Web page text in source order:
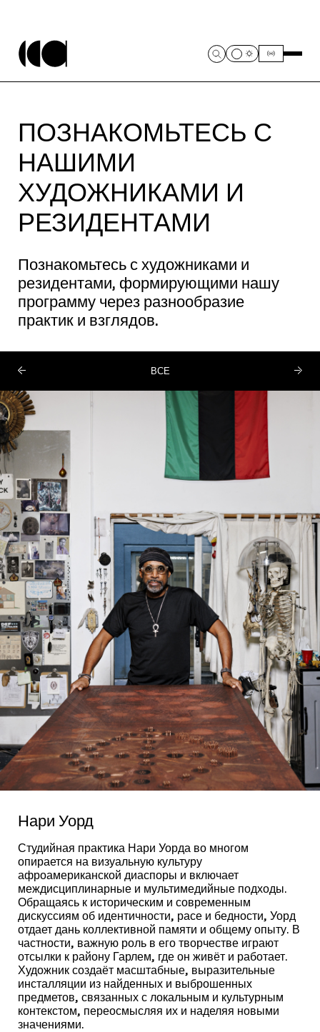
ПОЗНАКОМЬТЕСЬ С
НАШИМИ
ХУДОЖНИКАМИ И
РЕЗИДЕНТАМИ
Познакомьтесь с художниками и
резидентами, формирующими нашу
программу через разнообразие
практик и взглядов.
ВСЕ
Нари Уорд
Студийная практика Нари Уорда во многом
опирается на визуальную культуру
афроамериканской диаспоры и включает
междисциплинарные и мультимедийные подходы.
Обращаясь к историческим и современным
дискуссиям об идентичности, расе и бедности, Уорд
отдает дань коллективной памяти и общему опыту. В
частности, важную роль в его творчестве играют
отсылки к району Гарлем, где он живёт и работает.
Художник создаёт масштабные, выразительные
инсталляции из найденных и выброшенных
предметов, связанных с локальным и культурным
контекстом, переосмысляя их и наделяя новыми
значениями.